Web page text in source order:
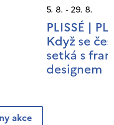
5. 8. - 29. 8.
PLISSÉ |
Když se
setká s
designem
akce